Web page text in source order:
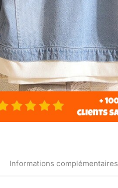
Informations complémentaires